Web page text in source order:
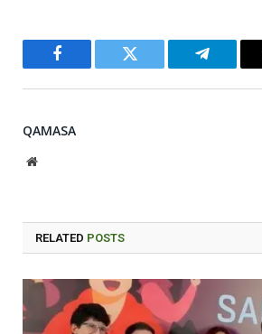
Facebook Twitter Telegram
QAMASA
Website
RELATED POSTS